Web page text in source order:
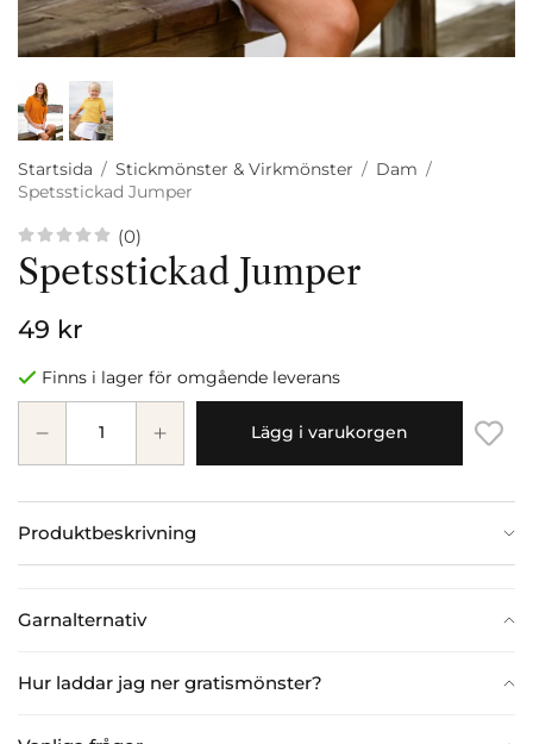
Startsida / Stickmönster & Virkmönster / Dam /
Spetsstickad Jumper
(0)
Spetsstickad Jumper
49 kr
Finns i lager för omgående leverans
Lägg i varukorgen
Produktbeskrivning
Garnalternativ
Hur laddar jag ner gratismönster?